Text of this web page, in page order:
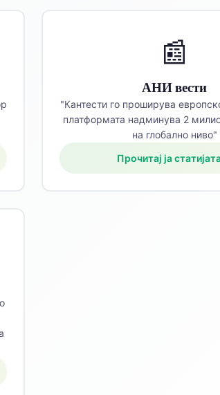
📰
АНИ вести
"Кантести го проширува
платформата надминува 2
на глобално ниво"
Прочитај ја